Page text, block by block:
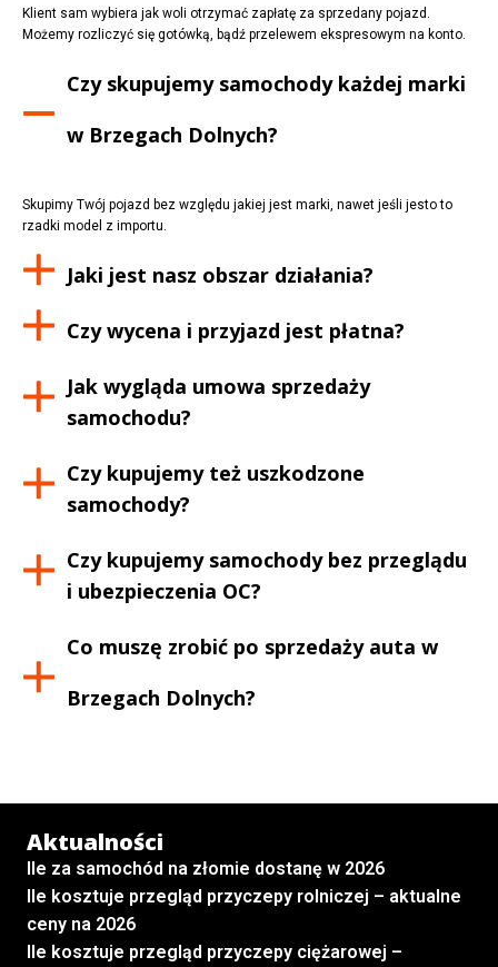
Klient sam wybiera jak woli otrzymać zapłatę za sprzedany pojazd.
Możemy rozliczyć się gotówką, bądź przelewem ekspresowym na konto.
Czy skupujemy samochody każdej marki
w Brzegach Dolnych?
Skupimy Twój pojazd bez względu jakiej jest marki, nawet jeśli jesto to
rzadki model z importu.
Jaki jest nasz obszar działania?
Czy wycena i przyjazd jest płatna?
Jak wygląda umowa sprzedaży
samochodu?
Czy kupujemy też uszkodzone
samochody?
Czy kupujemy samochody bez przeglądu
i ubezpieczenia OC?
Co muszę zrobić po sprzedaży auta w
Brzegach Dolnych?
Aktualności
Ile za samochód na złomie dostanę w 2026
Ile kosztuje przegląd przyczepy rolniczej – aktualne
ceny na 2026
Ile kosztuje przegląd przyczepy ciężarowej –